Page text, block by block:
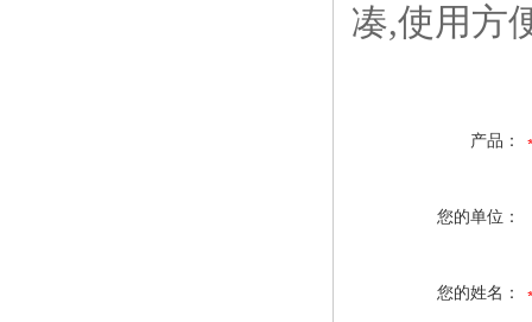
凑,使用方
产品：
您的单位：
您的姓名：